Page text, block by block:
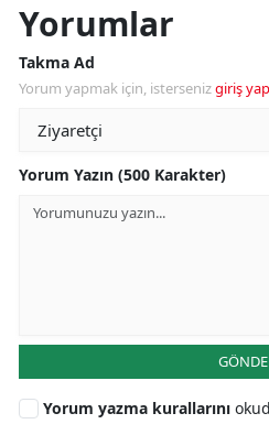
Yorumlar
Takma Ad
Yorum yapmak için, istersenizgiriş
Yorum Yazın (500 Karakter)
Yorum yazma kurallarını